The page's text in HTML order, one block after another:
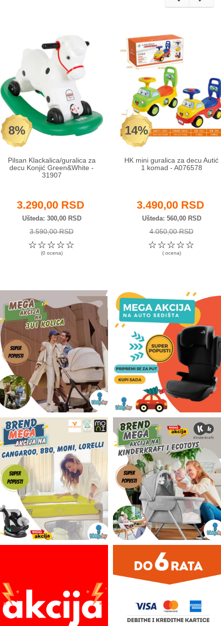
8%
Pilsan Klackalica/guralica za
decu Konjić Green&White -
31907
3.290,00 RSD
Ušteda 300,00 RSD
3.590,00 RSD
☆
☆
☆
☆
☆
(0 ocena)
14%
HK mini guralica za decu Autić
1 komad - A076578
3.490,00 RSD
Ušteda 560,00 RSD
4.050,00 RSD
☆
☆
☆
☆
☆
( ocena)